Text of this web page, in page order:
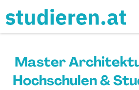
Master
Hochschulen &